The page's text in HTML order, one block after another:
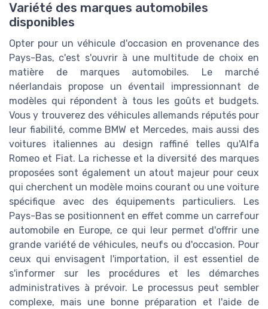
Variété des marques automobiles
disponibles
Opter pour un véhicule d'occasion en provenance des
Pays-Bas, c'est s'ouvrir à une multitude de choix en
matière de marques automobiles. Le marché
néerlandais propose un éventail impressionnant de
modèles qui répondent à tous les goûts et budgets.
Vous y trouverez des véhicules allemands réputés pour
leur fiabilité, comme BMW et Mercedes, mais aussi des
voitures italiennes au design raffiné telles qu'Alfa
Romeo et Fiat. La richesse et la diversité des marques
proposées sont également un atout majeur pour ceux
qui cherchent un modèle moins courant ou une voiture
spécifique avec des équipements particuliers. Les
Pays-Bas se positionnent en effet comme un carrefour
automobile en Europe, ce qui leur permet d'offrir une
grande variété de véhicules, neufs ou d'occasion. Pour
ceux qui envisagent l'importation, il est essentiel de
s'informer sur les procédures et les démarches
administratives à prévoir. Le processus peut sembler
complexe, mais une bonne préparation et l'aide de